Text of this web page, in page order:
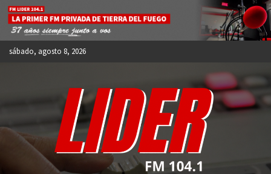
Skip
content
sábado, agosto 8, 2026